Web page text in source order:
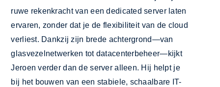
ruwe rekenkracht van een dedicated server laten
ervaren, zonder dat je de flexibiliteit van de cloud
verliest. Dankzij zijn brede achtergrond—van
glasvezelnetwerken tot datacenterbeheer—kijkt
Jeroen verder dan de server alleen. Hij helpt je
bij het bouwen van een stabiele, schaalbare IT-